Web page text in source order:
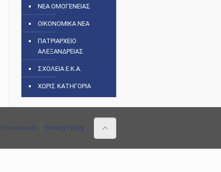
ΝΕΑ ΟΜΟΓΕΝΕΙΑΣ
ΟΙΚΟΝΟΜΙΚΑ ΝΕΑ
ΠΑΤΡΙΑΡΧΕΙΟ
ΑΛΕΞΑΝΔΡΕΙΑΣ
ΣΧΟΛΕΙΑ Ε.Κ.Α.
ΧΩΡΙΣ ΚΑΤΗΓΟΡΙΑ
Επικοινωνία Privacy Policy